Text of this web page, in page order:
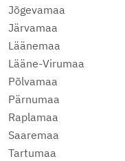
Jõgevamaa
Järvamaa
Läänemaa
Lääne-Virumaa
Põlvamaa
Pärnumaa
Raplamaa
Saaremaa
Tartumaa